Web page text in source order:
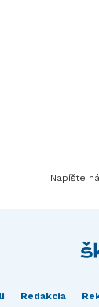
Napíšte
Redakcia